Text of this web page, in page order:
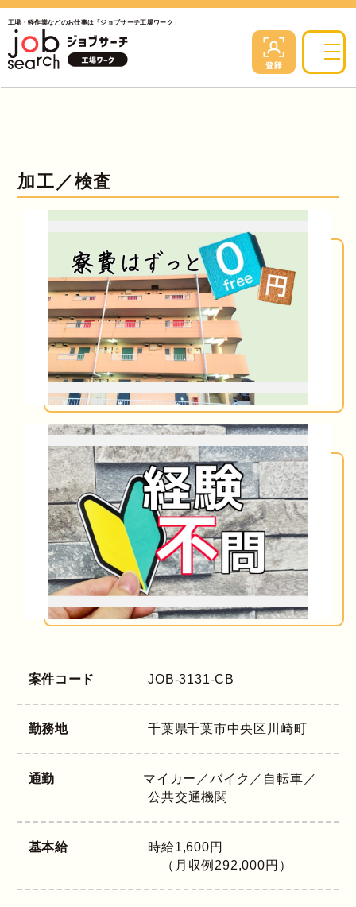
工場・軽作業などのお仕事は「ジョブサーチ工場ワーク」
加工／検査
案件コード JOB-3131-CB
勤務地 千葉県千葉市中央区川崎町
通勤
マイカー／バイク／自転車／
公共交通機関
基本給
時給1,600円
（月収例292,000円）